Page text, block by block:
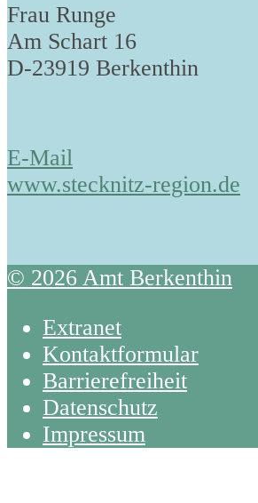
Frau Runge
Am Schart 16
D-23919 Berkenthin
E-Mail
www.stecknitz-region.de
© 2026 Amt Berkenthin
Extranet
Kontaktformular
Barrierefreiheit
Datenschutz
Impressum